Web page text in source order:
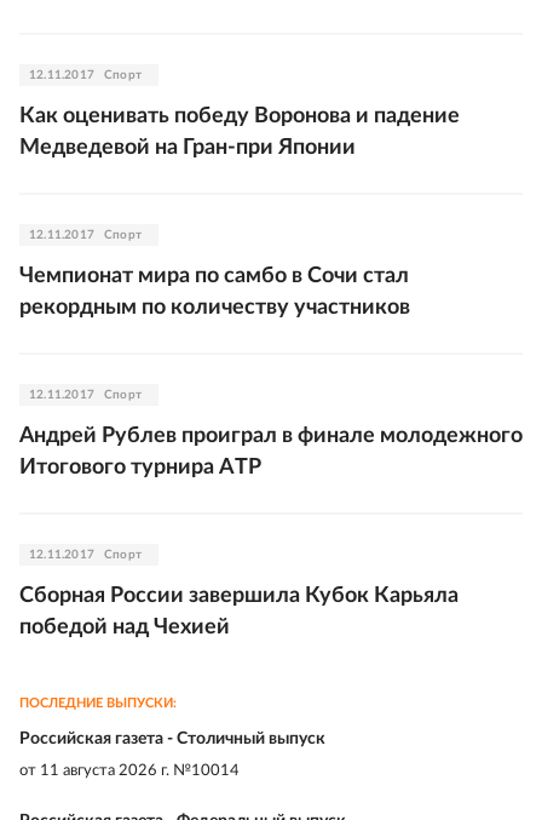
12.11.2017 Спорт
Как оценивать победу Воронова и падение
Медведевой на Гран-при Японии
12.11.2017 Спорт
Чемпионат мира по самбо в Сочи стал
рекордным по количеству участников
12.11.2017 Спорт
Андрей Рублев проиграл в финале молодежного
Итогового турнира ATP
12.11.2017 Спорт
Сборная России завершила Кубок Карьяла
победой над Чехией
ПОСЛЕДНИЕ ВЫПУСКИ:
Российская газета - Столичный выпуск
от 11 августа 2026 г. №10014